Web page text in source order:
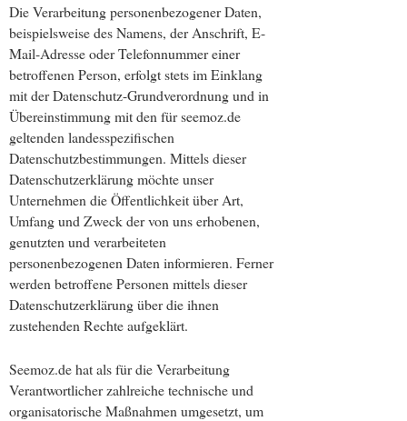
Die Verarbeitung personenbezogener Daten,
beispielsweise des Namens, der Anschrift, E-
Mail-Adresse oder Telefonnummer einer
betroffenen Person, erfolgt stets im Einklang
mit der Datenschutz-Grundverordnung und in
Übereinstimmung mit den für seemoz.de
geltenden landesspezifischen
Datenschutzbestimmungen. Mittels dieser
Datenschutzerklärung möchte unser
Unternehmen die Öffentlichkeit über Art,
Umfang und Zweck der von uns erhobenen,
genutzten und verarbeiteten
personenbezogenen Daten informieren. Ferner
werden betroffene Personen mittels dieser
Datenschutzerklärung über die ihnen
zustehenden Rechte aufgeklärt.
Seemoz.de hat als für die Verarbeitung
Verantwortlicher zahlreiche technische und
organisatorische Maßnahmen umgesetzt, um